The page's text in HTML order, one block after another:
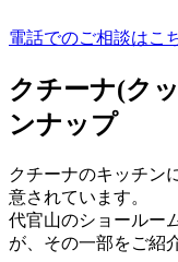
電話でのご相談はこ
クチーナ(ク
ンナップ
クチーナのキッチン
意されています。
代官山のショールー
が、その一部をご紹